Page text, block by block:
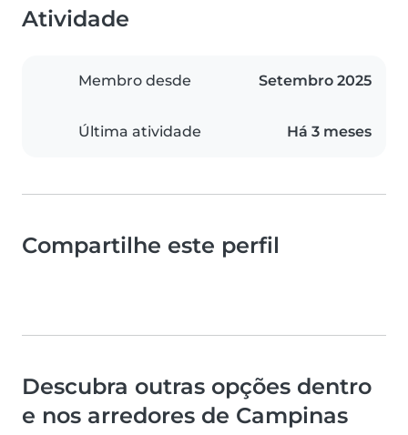
Atividade
Membro desde Setembro 2025
Última atividade Há 3 meses
Compartilhe este perfil
Descubra outras opções dentro
e nos arredores de Campinas